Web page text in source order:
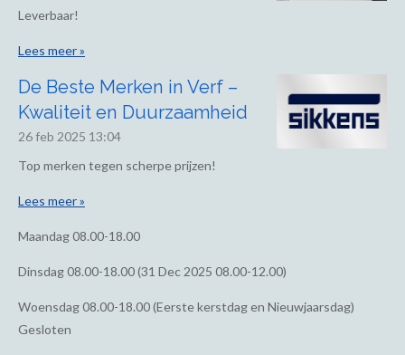
Leverbaar!
Lees meer »
De Beste Merken in Verf –
Kwaliteit en Duurzaamheid
26 feb 2025 13:04
Top merken tegen scherpe prijzen!
Lees meer »
Maandag08.00-18.00
Dinsdag08.00-18.00 (31 Dec 2025 08.00-12.00)
Woensdag08.00-18.00 (Eerste kerstdag en Nieuwjaarsdag)
Gesloten